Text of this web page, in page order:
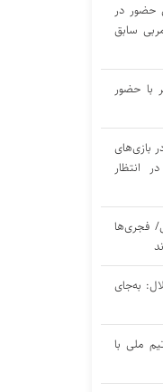
حضور در
سابق
با حضور
بازی‌های
انتظار
فجری‌ها
به‌جای
ملی با